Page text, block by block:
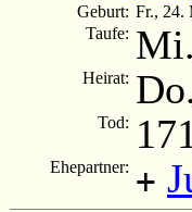
Geburt: Fr., 24.
Taufe:
Heirat:
Tod:
Ehepartner: +